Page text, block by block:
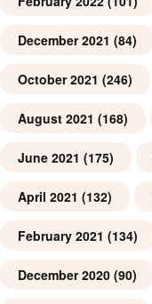
December 2021 (84)
October 2021 (246)
August 2021 (168)
June 2021 (175)
April 2021 (132)
February 2021 (134)
December 2020 (90)